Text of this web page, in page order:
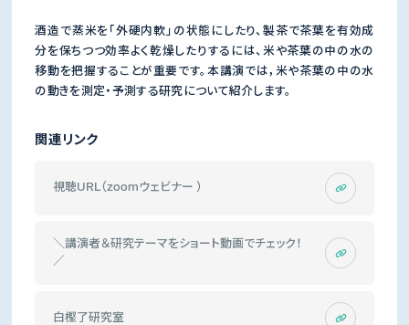
酒造で蒸米を「外硬内軟」の状態にしたり、製茶で茶葉を有効成
分を保ちつつ効率よく乾燥したりするには、米や茶葉の中の水の
移動を把握することが重要です。本講演では，米や茶葉の中の水
の動きを測定・予測する研究について紹介します。
関連リンク
視聴URL（zoomウェビナー ）
＼講演者＆研究テーマをショート動画でチェック！
／
白樫了研究室